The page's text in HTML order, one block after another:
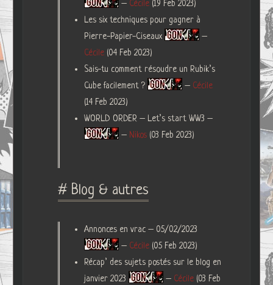
– Cécile(19 Feb 2023)
Les six techniques pour gagner à
Pierre-Papier-Ciseaux
–
Cécile(04 Feb 2023)
Sais-tu comment résoudre un Rubik’s
Cube facilement ?
– Cécile
(14 Feb 2023)
WORLD ORDER – Let’s start WW3 –
– Nikos(03 Feb 2023)
# Blog & autres
Annonces en vrac – 05/02/2023
– Cécile(05 Feb 2023)
Récap’ des sujets postés sur le blog en
janvier 2023
– Cécile(03 Feb